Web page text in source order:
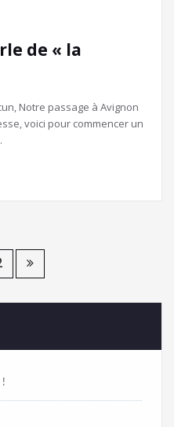
de « la
Notre passage à Avignon
voici pour commencer un
!